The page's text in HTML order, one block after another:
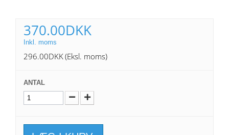
370.00DKK
Inkl. moms
296.00DKK(Eksl. moms)
ANTAL